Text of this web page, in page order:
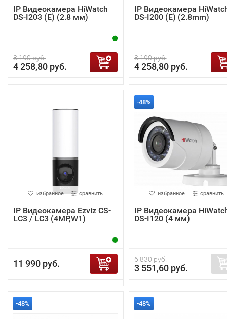
IP Видеокамера HiWatch
DS-I203 (E) (2.8 мм)
8 190 руб.
4 258,80 руб.
IP Видеокамера
DS-I200 (E) (2.8mm)
8 190 руб.
4 258,80 руб.
избранное сравнить
IP Видеокамера Ezviz CS-
LC3 / LC3 (4MP,W1)
11 990 руб.
-48%
избранное сравнить
IP Видеокамера
DS-I120 (4 мм)
6 830 руб.
3 551,60 руб.
-48% -48%